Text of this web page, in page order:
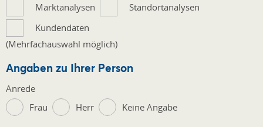
Marktanalysen
Standortanalysen
Kundendaten
(Mehrfachauswahl möglich)
Angaben zu Ihrer Person
Anrede
Frau
Herr Keine Angabe